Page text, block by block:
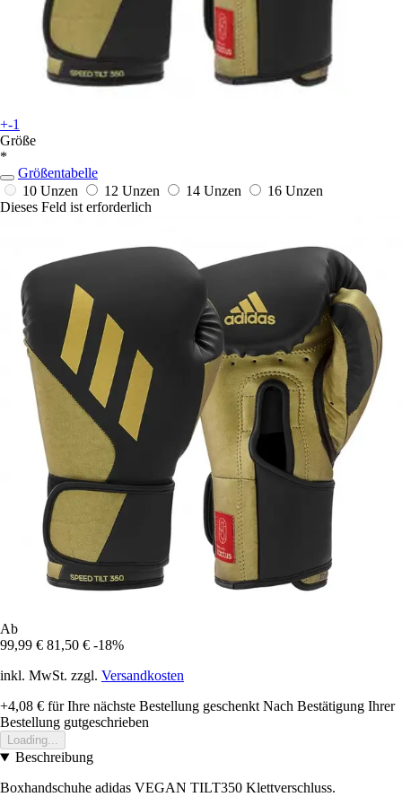
+-1
Größe
*
Größentabelle
10 Unzen
12 Unzen 14 Unzen
16 Unzen
Dieses Feld ist erforderlich
Ab
99,99 € 81,50 € -18%
inkl. MwSt. zzgl. Versandkosten
+4,08 € für Ihre nächste Bestellung geschenkt Nach Bestätigung Ihrer
Bestellung gutgeschrieben
Loading...
Beschreibung
Boxhandschuhe adidas VEGAN TILT350 Klettverschluss.